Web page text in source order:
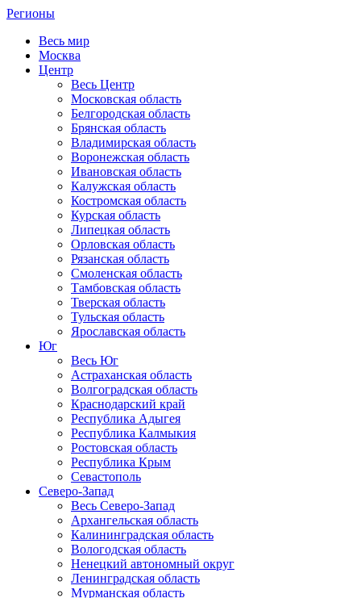
Регионы
Весь мир
Москва
Центр
Весь Центр
Московская область
Белгородская область
Брянская область
Владимирская область
Воронежская область
Ивановская область
Калужская область
Костромская область
Курская область
Липецкая область
Орловская область
Рязанская область
Смоленская область
Тамбовская область
Тверская область
Тульская область
Ярославская область
Юг
Весь Юг
Астраханская область
Волгоградская область
Краснодарский край
Республика Адыгея
Республика Калмыкия
Ростовская область
Республика Крым
Севастополь
Северо-Запад
Весь Северо-Запад
Архангельская область
Калининградская область
Вологодская область
Ненецкий автономный округ
Ленинградская область
Мурманская область